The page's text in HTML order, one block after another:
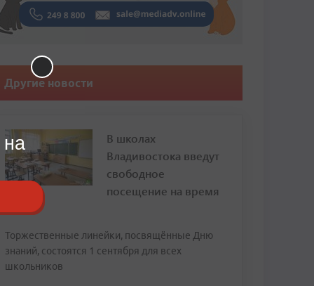
Другие новости
В школах
Владивостока введут
свободное
посещение на время
Торжественные линейки, посвящённые Дню
знаний, состоятся 1 сентября для всех
школьников